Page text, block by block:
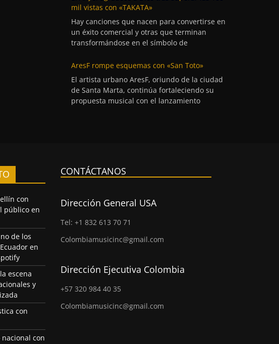
mil vistas con «TAKATA»
Hay canciones que nacen para convertirse en
un éxito comercial y otras que terminan
transformándose en el símbolo de
AresF rompe esquemas con «San Toto»
El artista urbano AresF, oriundo de la ciudad
de Santa Marta, continúa fortaleciendo su
propuesta musical con el lanzamiento
con
público en
de los
en
escena
y
con
con
CONTÁCTANOS
Dirección General USA
Tel: +1 832 613 70 71
Colombiamusicinc@gmail.com
Dirección Ejecutiva Colombia
+57 320 984 40 35
Colombiamusicinc@gmail.com